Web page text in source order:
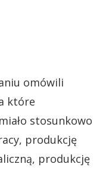
omówili
które
stosunkowo
produkcję
produkcję